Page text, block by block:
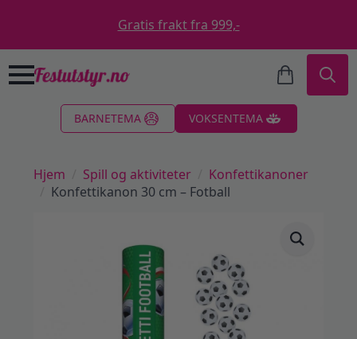
Gratis frakt fra 999,-
BARNETEMA VOKSENTEMA
Hjem Spill og aktiviteter
Konfettikanoner
Konfettikanon 30 cm – Fotball